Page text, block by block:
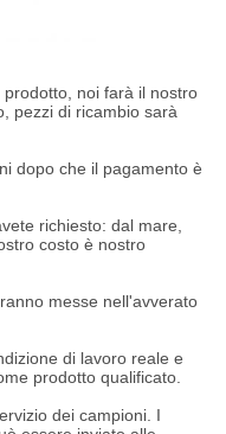
noi farà il nostro
pezzi di ricambio sarà
dopo che il pagamento è
richiesto: dal mare,
costo è nostro
messe nell'avverato
di lavoro reale e
prodotto qualificato.
dei campioni. I